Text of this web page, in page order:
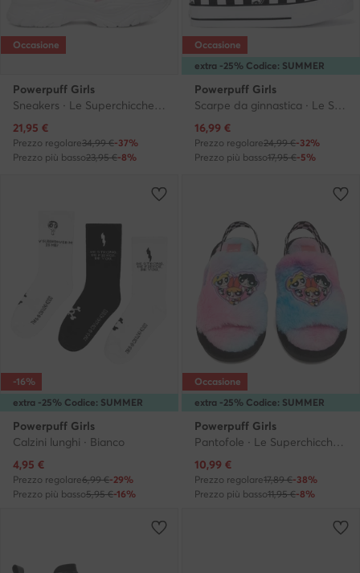
Occasione
Powerpuff Girls
Prezzo attuale
21,95 €
Prezzo regolare34,99 €-37%
Prezzo più basso23,95 €-8%
extra -25% Codice: SUMMER
Occasione
Powerpuff Girls
Prezzo attuale
16,99 €
Prezzo regolare24,99 €-32%
Prezzo più basso17,95 €-5%
extra -25% Codice: SUMMER
-16%
Powerpuff Girls
Calzini lunghi · Bianco
Prezzo attuale
4,95 €
Prezzo regolare6,99 €-29%
Prezzo più basso5,95 €-16%
extra -25% Codice: SUMMER
Occasione
Powerpuff Girls
Pantofole · Le Superchicche · Multicolore
Prezzo attuale
10,99 €
Prezzo regolare17,89 €-38%
Prezzo più basso11,95 €-8%